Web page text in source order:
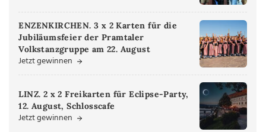
ENZENKIRCHEN. 3 x 2 Karten für die
Jubiläumsfeier der Pramtaler
Volkstanzgruppe am 22. August
Jetzt gewinnen
LINZ. 2 x 2 Freikarten für Eclipse-Party,
12. August, Schlosscafe
Jetzt gewinnen